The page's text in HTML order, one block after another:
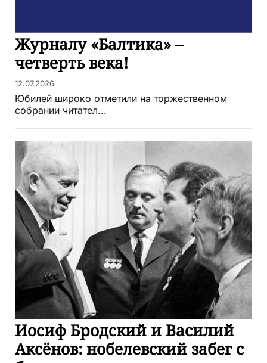
Журналу «Балтика» –
четверть века!
12.07.2026
Юбилей широко отметили на торжественном
собрании читател...
Иосиф Бродский и Василий
Аксёнов: нобелевский забег с